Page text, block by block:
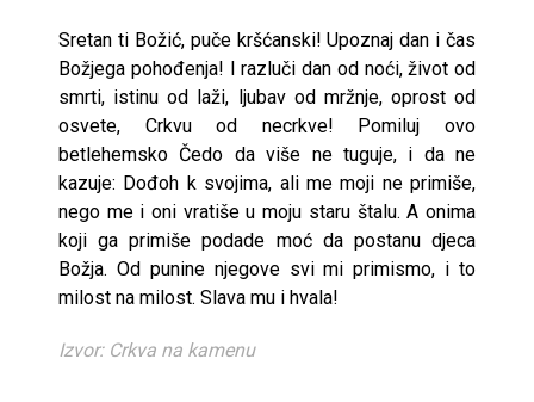
Sretan ti Božić, puče kršćanski! Upoznaj dan i čas
Božjega pohođenja! I razluči dan od noći, život od
smrti, istinu od laži, ljubav od mržnje, oprost od
osvete, Crkvu od necrkve! Pomiluj ovo
betlehemsko Čedo da više ne tuguje, i da ne
kazuje: Dođoh k svojima, ali me moji ne primiše,
nego me i oni vratiše u moju staru štalu. A onima
koji ga primiše podade moć da postanu djeca
Božja. Od punine njegove svi mi primismo, i to
milost na milost. Slava mu i hvala!
Izvor: Crkva na kamenu